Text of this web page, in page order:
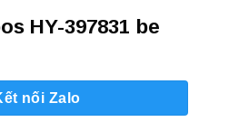
HY-397831 be
nối Zalo